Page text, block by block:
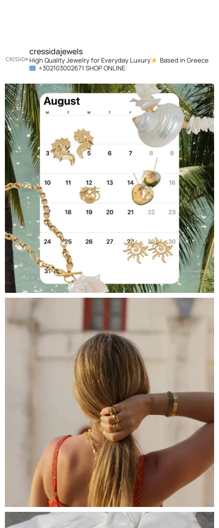
cressidajewels
High Quality Jewelry for Everyday Luxury
Based in Greece
+302103002671 SHOP ONLINE: